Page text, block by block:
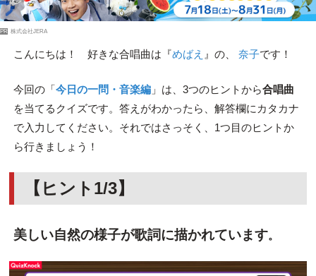
PR 株式会社JERA
こんにちは！ 好きな合唱曲は『めばえ 』の、 奈子です！
今回の「今日の一問・音楽編」は、3つのヒントから合唱曲
を当てるクイズです。答えがわかったら、解答欄にカタカナ
で入力してください。それではさっそく、1つ目のヒントか
ら行きましょう！
【ヒント1/3】
美しい自然の様子が歌詞に描かれています。